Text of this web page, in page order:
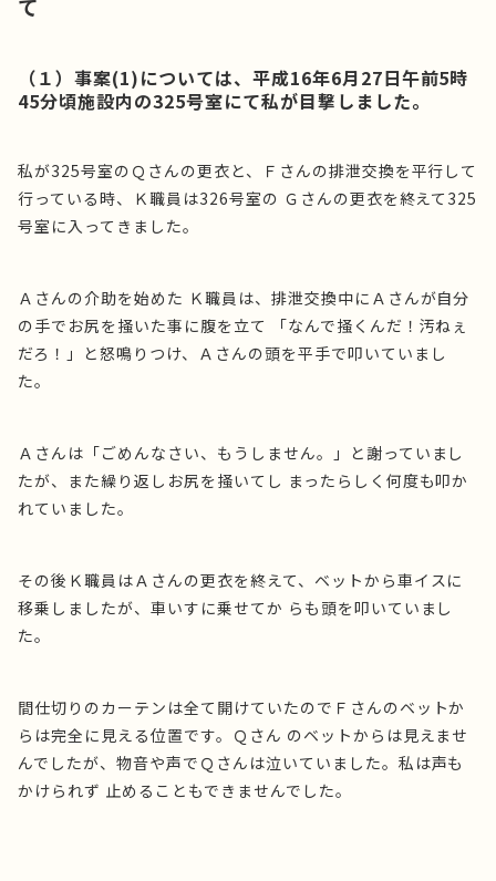
て
（１）事案(1)については、平成16年6月27日午前5時
45分頃施設内の325号室にて私が目撃しました。
私が325号室のＱさんの更衣と、Ｆさんの排泄交換を平行して
行っている時、Ｋ職員は326号室の Ｇさんの更衣を終えて325
号室に入ってきました。
Ａさんの介助を始めた Ｋ職員は、排泄交換中にＡさんが自分
の手でお尻を掻いた事に腹を立て 「なんで掻くんだ！汚ねぇ
だろ！」と怒鳴りつけ、Ａさんの頭を平手で叩いていまし
た。
Ａさんは「ごめんなさい、もうしません。」と謝っていまし
たが、また繰り返しお尻を掻いてし まったらしく何度も叩か
れていました。
その後Ｋ職員はＡさんの更衣を終えて、ベットから車イスに
移乗しましたが、車いすに乗せてか らも頭を叩いていまし
た。
間仕切りのカーテンは全て開けていたのでＦさんのベットか
らは完全に見える位置です。Ｑさん のベットからは見えませ
んでしたが、物音や声でＱさんは泣いていました。私は声も
かけられず 止めることもできませんでした。